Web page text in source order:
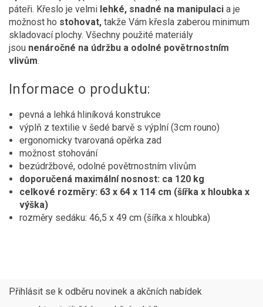
páteři. Křeslo je velmi lehké, snadné na manipulaci a je
možnost ho stohovat, takže Vám křesla zaberou minimum
skladovací plochy. Všechny použité materiály
jsou nenáročné na údržbu a odolné povětrnostním
vlivům.
Informace o produktu:
pevná a lehká hliníková konstrukce
výplň z textilie v šedé barvě s výplní (3cm rouno)
ergonomicky tvarovaná opěrka zad
možnost stohování
bezúdržbové, odolné povětrnostním vlivům
doporučená maximální nosnost: ca 120 kg
celkové rozměry: 63 x 64 x 114 cm (šířka x hloubka x
výška)
rozměry sedáku: 46,5 x 49 cm (šířka x hloubka)
Přihlásit se k odběru novinek a akčních nabídek